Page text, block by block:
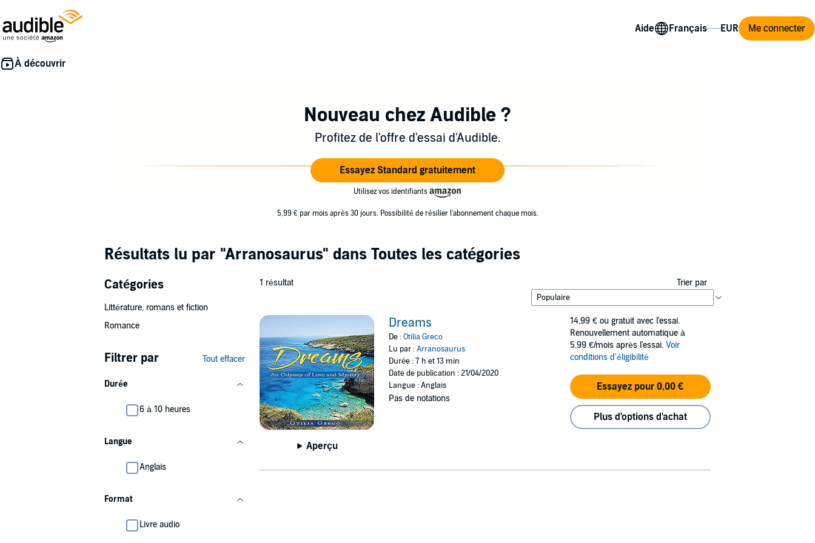
Aide Me connecter
Nouveau chez Audible ?
Profitez de l'offre d'essai d'Audible.
Essayez Standard gratuitement
Utilisez vos identifiants
5,99 € par mois après 30 jours. Possibilité de résilier l'abonnement chaque mois.
Résultats lu par "Arranosaurus" dans Toutes les catégories
Catégories
Littérature, romans et fiction
Romance
Filtrer par Tout effacer
Durée
6 à 10 heures
Langue
Anglais
Format
Livre audio
1 résultat Trier par
Aperçu
Dreams
De :Otilia Greco
Lu par :Arranosaurus
Durée : 7 h et 13 min
Date de publication : 21/04/2020
Langue : Anglais
Pas de notations
14,99 € ou gratuit avec l'essai.
Renouvellement automatique à
5,99 €/mois après l'essai. Voir
conditions d'éligibilité
Essayez pour 0,00 €
Plus d'options d'achat